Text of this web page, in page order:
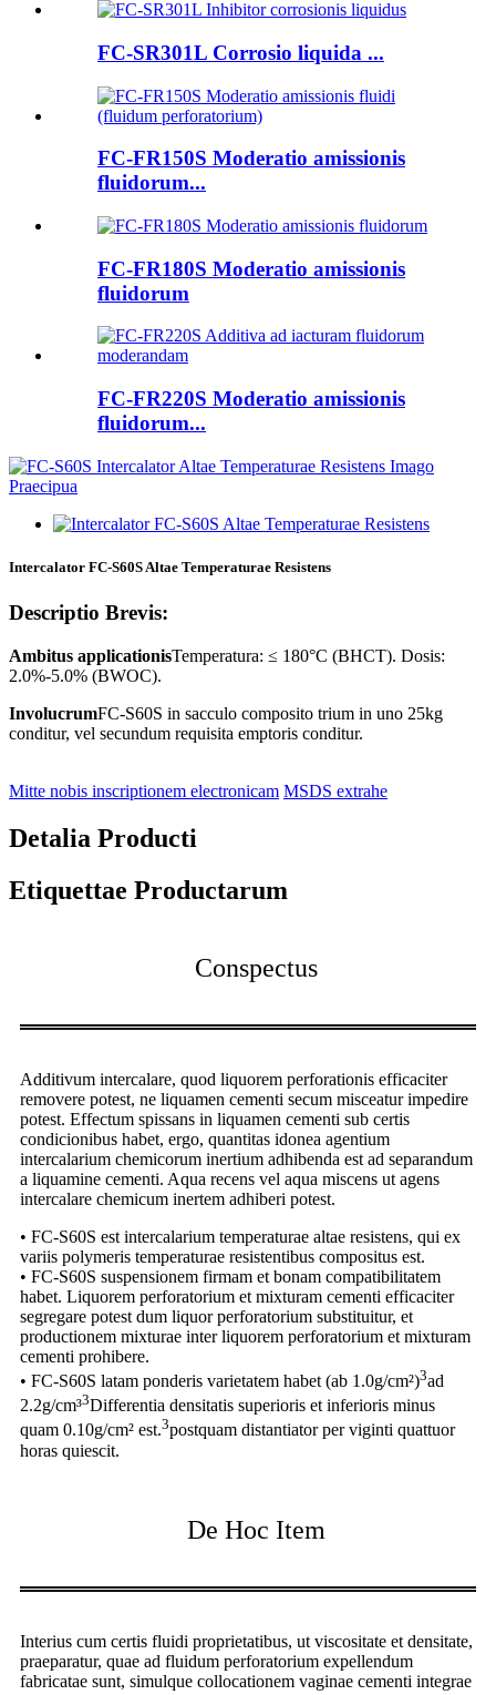
FC-SR301L Corrosio liquida ...
FC-FR150S Moderatio amissionis
fluidorum...
FC-FR180S Moderatio amissionis
fluidorum
FC-FR220S Moderatio amissionis
fluidorum...
Intercalator FC-S60S Altae Temperaturae Resistens
Descriptio Brevis:
Ambitus applicationisTemperatura: ≤ 180°C (BHCT). Dosis:
2.0%-5.0% (BWOC).
InvolucrumFC-S60S in sacculo composito trium in uno 25kg
conditur, vel secundum requisita emptoris conditur.
Mitte nobis inscriptionem electronicam MSDS extrahe
Detalia Producti
Etiquettae Productarum
Conspectus
Additivum intercalare, quod liquorem perforationis efficaciter
removere potest, ne liquamen cementi secum misceatur impedire
potest. Effectum spissans in liquamen cementi sub certis
condicionibus habet, ergo, quantitas idonea agentium
intercalarium chemicorum inertium adhibenda est ad separandum
a liquamine cementi. Aqua recens vel aqua miscens ut agens
intercalare chemicum inertem adhiberi potest.
• FC-S60S est intercalarium temperaturae altae resistens, qui ex
variis polymeris temperaturae resistentibus compositus est.
• FC-S60S suspensionem firmam et bonam compatibilitatem
habet. Liquorem perforatorium et mixturam cementi efficaciter
segregare potest dum liquor perforatorium substituitur, et
productionem mixturae inter liquorem perforatorium et mixturam
cementi prohibere.
• FC-S60S latam ponderis varietatem habet (ab 1.0g/cm²)3ad
2.2g/cm³3Differentia densitatis superioris et inferioris minus
quam 0.10g/cm² est.3postquam distantiator per viginti quattuor
horas quiescit.
De Hoc Item
Interius cum certis fluidi proprietatibus, ut viscositate et densitate,
praeparatur, quae ad fluidum perforatorium expellendum
fabricatae sunt, simulque collocationem vaginae cementi integrae